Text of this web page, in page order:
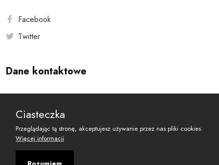
Facebook
Twitter
Dane kontaktowe
reset@resetobywatelski.pl
Ciasteczka
Przeglądając tą stronę, akceptujesz używanie przez nas pliki cookies.
Więcej informacji